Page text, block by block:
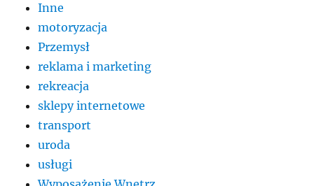
Inne
motoryzacja
Przemysł
reklama i marketing
rekreacja
sklepy internetowe
transport
uroda
usługi